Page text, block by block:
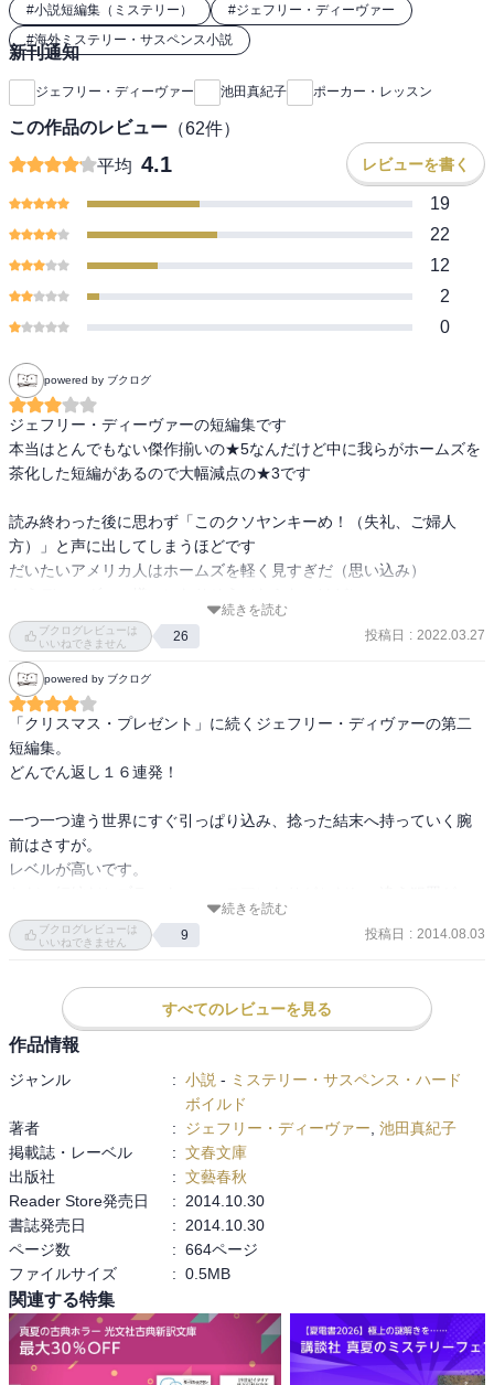
#小説短編集（ミステリー） #ジェフリー・ディーヴァー
#海外ミステリー・サスペンス小説
新刊通知
ジェフリー・ディーヴァー 池田真紀子 ポーカー・レッスン
この作品のレビュー （62件）
平均 4.1 レビューを書く
19
22
12
2
0
powered by ブクログ
ジェフリー・ディーヴァーの短編集です
本当はとんでもない傑作揃いの★5なんだけど中に我らがホームズを
茶化した短編があるので大幅減点の★3です
読み終わった後に思わず「このクソヤンキーめ！（失礼、ご婦人
方）」と声に出してしまうほどです
だいたいアメリカ人はホームズを軽く見すぎだ（思い込み）
他の短編についてはもうすごいとしか言いようがないです
最後の数行できれーいにひっくり返ります
ほんときれいに180°
これはもうミステリーのショートショートと言ってもいいのではな
いかと思います
最近そもそもミステリーとSFの境界線ってなんぞや？って思ったり
します
そうにない高い壁があったり、底の見えない深い溝があったりする
わけじゃなく地続きで簡単に行き来できるもんなんじゃないかと思
続きを読む
ブクログレビューは
いいねできません
26 投稿日 : 2022.03.27
powered by ブクログ
「クリスマス・プレゼント」に続くジェフリー・ディヴァーの第二
短編集。
どんでん返し１６連発！
一つ一つ違う世界にすぐ引っぱり込み、捻った結末へ持っていく腕
前はさすが。
レベルが高いです。
次々に出てくるわけで、続けて読むには～こんな酷い目にあわなく
てもという気がしてきて、ちょっと‥
車内で携帯電話をかけていた男に起きる、思いがけない災難。
ポーカーゲームで儲けようと企んだ少年の勝負は‥
１９世紀末、宝石が盗まれた事件をめぐって、推理合戦となったの
とバラエティに富んでいます。
お馴染みリンカーン・ライムらが登場する「ロカールの定理」も。
短編だけに、いつもより軽快なタッチで、頼りになる証拠が最初は
まったく見つからない難事件に挑むことに。
「生まれついての悪人」が一番印象深かったです。
一家の教育に馴染まなかったわが子を思う親の回想からしっとり入
るのですが‥
ディーヴァーの恐怖論というか、作品の書き方についての文章のお
続きを読む
ブクログレビューは
いいねできません
9 投稿日 : 2014.08.03
すべてのレビューを見る
作品情報
ジャンル : 小説 - ミステリー・サスペンス・ハード
ボイルド
著者
: ジェフリー・ディーヴァー 池田真紀子
掲載誌・レーベル
: 文春文庫
出版社
: 文藝春秋
Reader Store発売日
:
2014.10.30
書誌発売日
:
2014.10.30
ページ数
: 664ページ
ファイルサイズ
: 0.5MB
関連する特集